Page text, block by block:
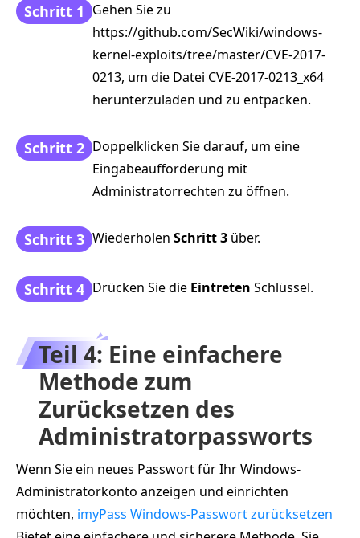
Schritt 1 Gehen Sie zu
https://github.com/SecWiki/windows-
kernel-exploits/tree/master/CVE-2017-
0213, um die Datei CVE-2017-0213_x64
herunterzuladen und zu entpacken.
Schritt 2 Doppelklicken Sie darauf, um eine
Eingabeaufforderung mit
Administratorrechten zu öffnen.
Schritt 3 Wiederholen Schritt 3 über.
Schritt 4 Drücken Sie die Eintreten Schlüssel.
Teil 4: Eine einfachere
Methode zum
Zurücksetzen des
Administratorpassworts
Wenn Sie ein neues Passwort für Ihr Windows-
Administratorkonto anzeigen und einrichten
möchten, imyPass Windows-Passwort zurücksetzen